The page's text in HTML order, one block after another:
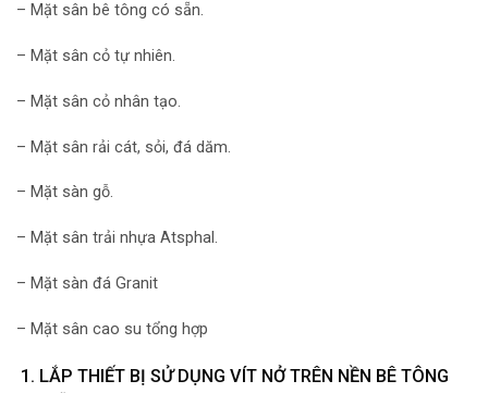
– Mặt sân bê tông có sẵn.
– Mặt sân cỏ tự nhiên.
– Mặt sân cỏ nhân tạo.
– Mặt sân rải cát, sỏi, đá dăm.
– Mặt sàn gỗ.
– Mặt sân trải nhựa Atsphal.
– Mặt sàn đá Granit
– Mặt sân cao su tổng hợp
1. LẮP THIẾT BỊ SỬ DỤNG VÍT NỞ TRÊN NỀN BÊ TÔNG